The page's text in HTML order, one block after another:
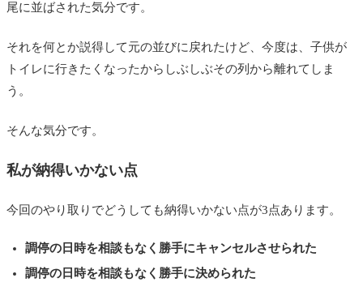
尾に並ばされた気分です。
それを何とか説得して元の並びに戻れたけど、今度は、子供が
トイレに行きたくなったからしぶしぶその列から離れてしま
う。
そんな気分です。
私が納得いかない点
今回のやり取りでどうしても納得いかない点が3点あります。
調停の日時を相談もなく勝手にキャンセルさせられた
調停の日時を相談もなく勝手に決められた